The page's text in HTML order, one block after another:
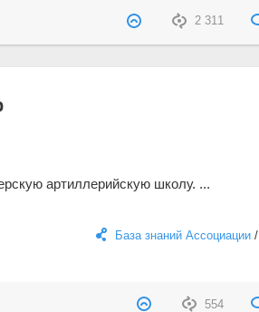
2 311
артиллерийскую школу. ...
База знаний Ассоциации/
554